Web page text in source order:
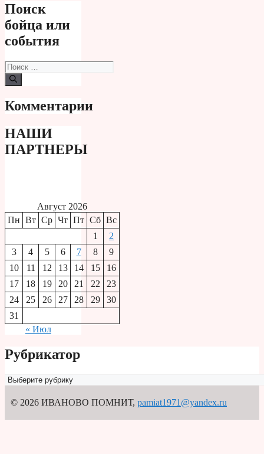
Поиск
бойца или
события
Поиск:
Комментарии
НАШИ
ПАРТНЕРЫ
Август 2026
Пн Вт Ср Чт Пт Сб Вс
1
2
3
4 5 6 7 8
9
10
11 12 13 14 15
16
17
18 19 20 21 22
23
24
25 26 27 28 29
30
31
« Июл
Рубрикатор
Рубрикатор
© 2026 ИВАНОВО ПОМНИТ, pamiat1971@yandex.ru